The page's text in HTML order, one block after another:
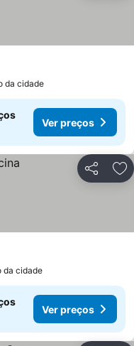
da cidade
Ver preços
Partilhar
da cidade
Ver preços